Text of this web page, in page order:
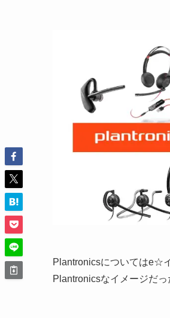
Plantronicsについてはe☆
Plantronicsなイメージだっ